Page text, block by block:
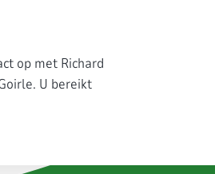
op met Richard
U bereikt